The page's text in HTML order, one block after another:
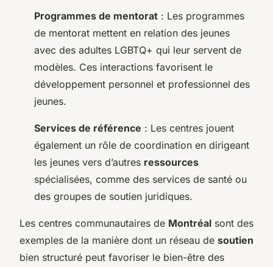
Programmes de mentorat : Les programmes
de mentorat mettent en relation des jeunes
avec des adultes LGBTQ+ qui leur servent de
modèles. Ces interactions favorisent le
développement personnel et professionnel des
jeunes.
Services de référence : Les centres jouent
également un rôle de coordination en dirigeant
les jeunes vers d’autres ressources
spécialisées, comme des services de santé ou
des groupes de soutien juridiques.
Les centres communautaires de Montréal sont des
exemples de la manière dont un réseau de soutien
bien structuré peut favoriser le bien-être des